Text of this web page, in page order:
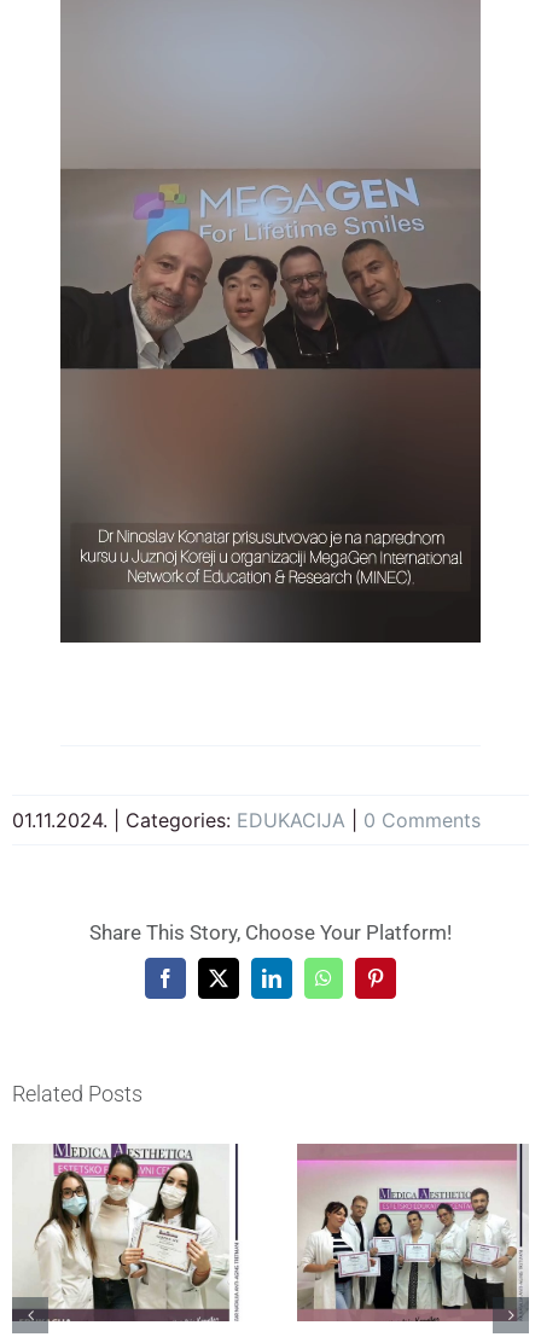
01.11.2024. Categories: EDUKACIJA 0 Comments
Share This Story, Choose Your Platform!
Facebook
X LinkedInWhatsAppPinterest
Related Posts